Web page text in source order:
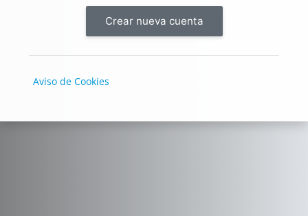
Crear nueva cuenta
Aviso de Cookies